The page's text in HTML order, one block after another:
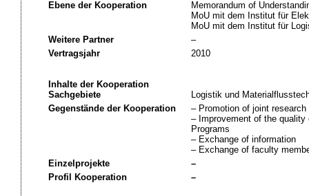
Ebene der Kooperation
Memorandum of
MoU mit dem Institut für
MoU mit dem Institut für
Weitere Partner
–
Vertragsjahr
2010
Inhalte der Kooperation
Sachgebiete
Logistik und
Gegenstände der Kooperation
– Promotion of joint
– Improvement of the quality
Programs
– Exchange of information
– Exchange of faculty
Einzelprojekte
–
Profil Kooperation
–